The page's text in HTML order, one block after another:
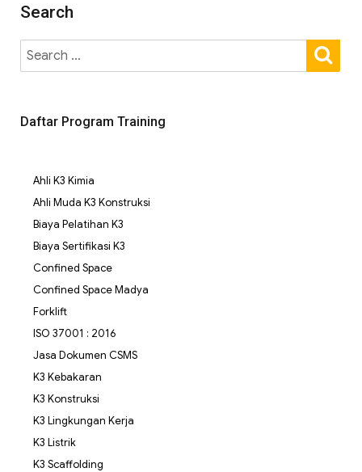
Search
Daftar Program Training
Ahli K3 Kimia
Ahli Muda K3 Konstruksi
Biaya Pelatihan K3
Biaya Sertifikasi K3
Confined Space
Confined Space Madya
Forklift
ISO 37001 : 2016
Jasa Dokumen CSMS
K3 Kebakaran
K3 Konstruksi
K3 Lingkungan Kerja
K3 Listrik
K3 Scaffolding